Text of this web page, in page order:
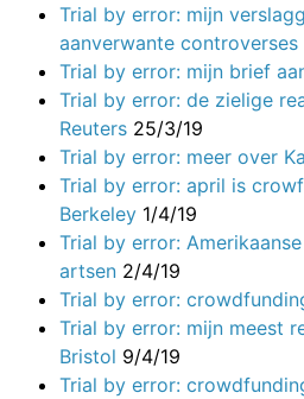
Trial by error: mijn
aanverwante controverses
Trial by error: mijn brief
Trial by error: de zielige
Reuters 25/3/19
Trial by error: meer over
Trial by error: april is
Berkeley 1/4/19
Trial by error:
artsen 2/4/19
Trial by error:
Trial by error: mijn meest
Bristol 9/4/19
Trial by error: